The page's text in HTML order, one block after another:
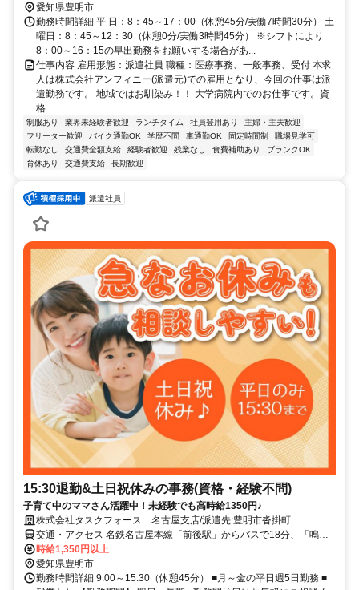
愛知県豊明市
勤務時間詳細 平 日：8：45～17：00（休憩45分/実働7時間30分） 土
曜日：8：45～12：30（休憩0分/実働3時間45分） ※シフトにより
8：00～16：15の早出勤務をお願いする場合があ...
仕事内容 雇用形態：派遣社員 職種：医療事務、一般事務、受付 本求
人は株式会社アンフィニー(派遣元)での雇用となり、今回の仕事は派
遣勤務です。 地域ではお馴染み！！ 大学病院内でのお仕事です。資
格...
制服あり 業界未経験者歓迎 ランチタイム 社員登用あり
主婦・主夫歓迎
フリーター歓迎
バイク通勤OK 学歴不問 車通勤OK 固定時間制
職場見学可
転勤なし
交通費全額支給 経験者歓迎 残業なし 食費補助あり
ブランクOK
育休あり
交通費支給 長期歓迎
派遣社員
15:30退勤&土日祝休みの事務(資格・経験不問)
子育て中のママさん活躍中！未経験でも高時給1350円♪
株式会社タスクフォース 名古屋支店/派遣先:豊明市沓掛町
(20250630_547)
交通・アクセス 名鉄名古屋本線「前後駅」からバスで18分、「鳴海
IC」から車で10分
時給1,350円以上
愛知県豊明市
勤務時間詳細 9:00～15:30（休憩45分） ■月～金の平日週5日勤務 ■